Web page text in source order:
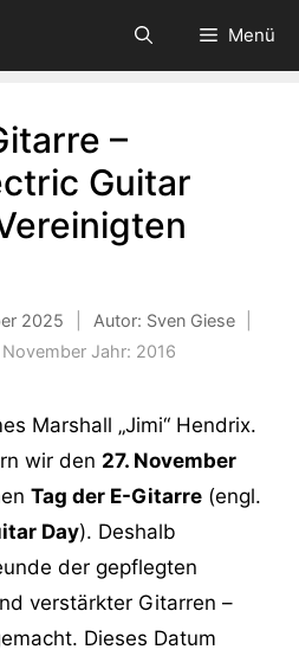
Menü
–
Guitar
2025 Autor: Sven Giese
November Jahr: 2016
Marshall „Jimi“ Hendrix.
wir den 27. November
Tag der E-Gitarre (engl.
Day). Deshalb
der gepflegten
verstärkter Gitarren –
Dieses Datum